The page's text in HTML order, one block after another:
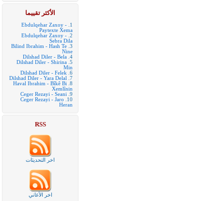
الأكثر تقييما
1.
Ebdulqehar Zaxoy -
Paytexte Xema
2.
Ebdulqehar Zaxoy -
Sebra Dila
3.
Bilind Ibrahim - Hash Te
Nine
4.
Dilshad Diler - Bela
5.
Dilshad Diler - Shirina
Min
6.
Dilshad Diler - Felek
7.
Dilshad Diler - Yara Delal
8.
Haval Ibrahim - Bîkê Bi
Xemlînin
9.
Ceger Rezayi - Seani
10.
Ceger Rezayi - Jaro
Heran
RSS
اخر التحديثات
اخر الأغاني